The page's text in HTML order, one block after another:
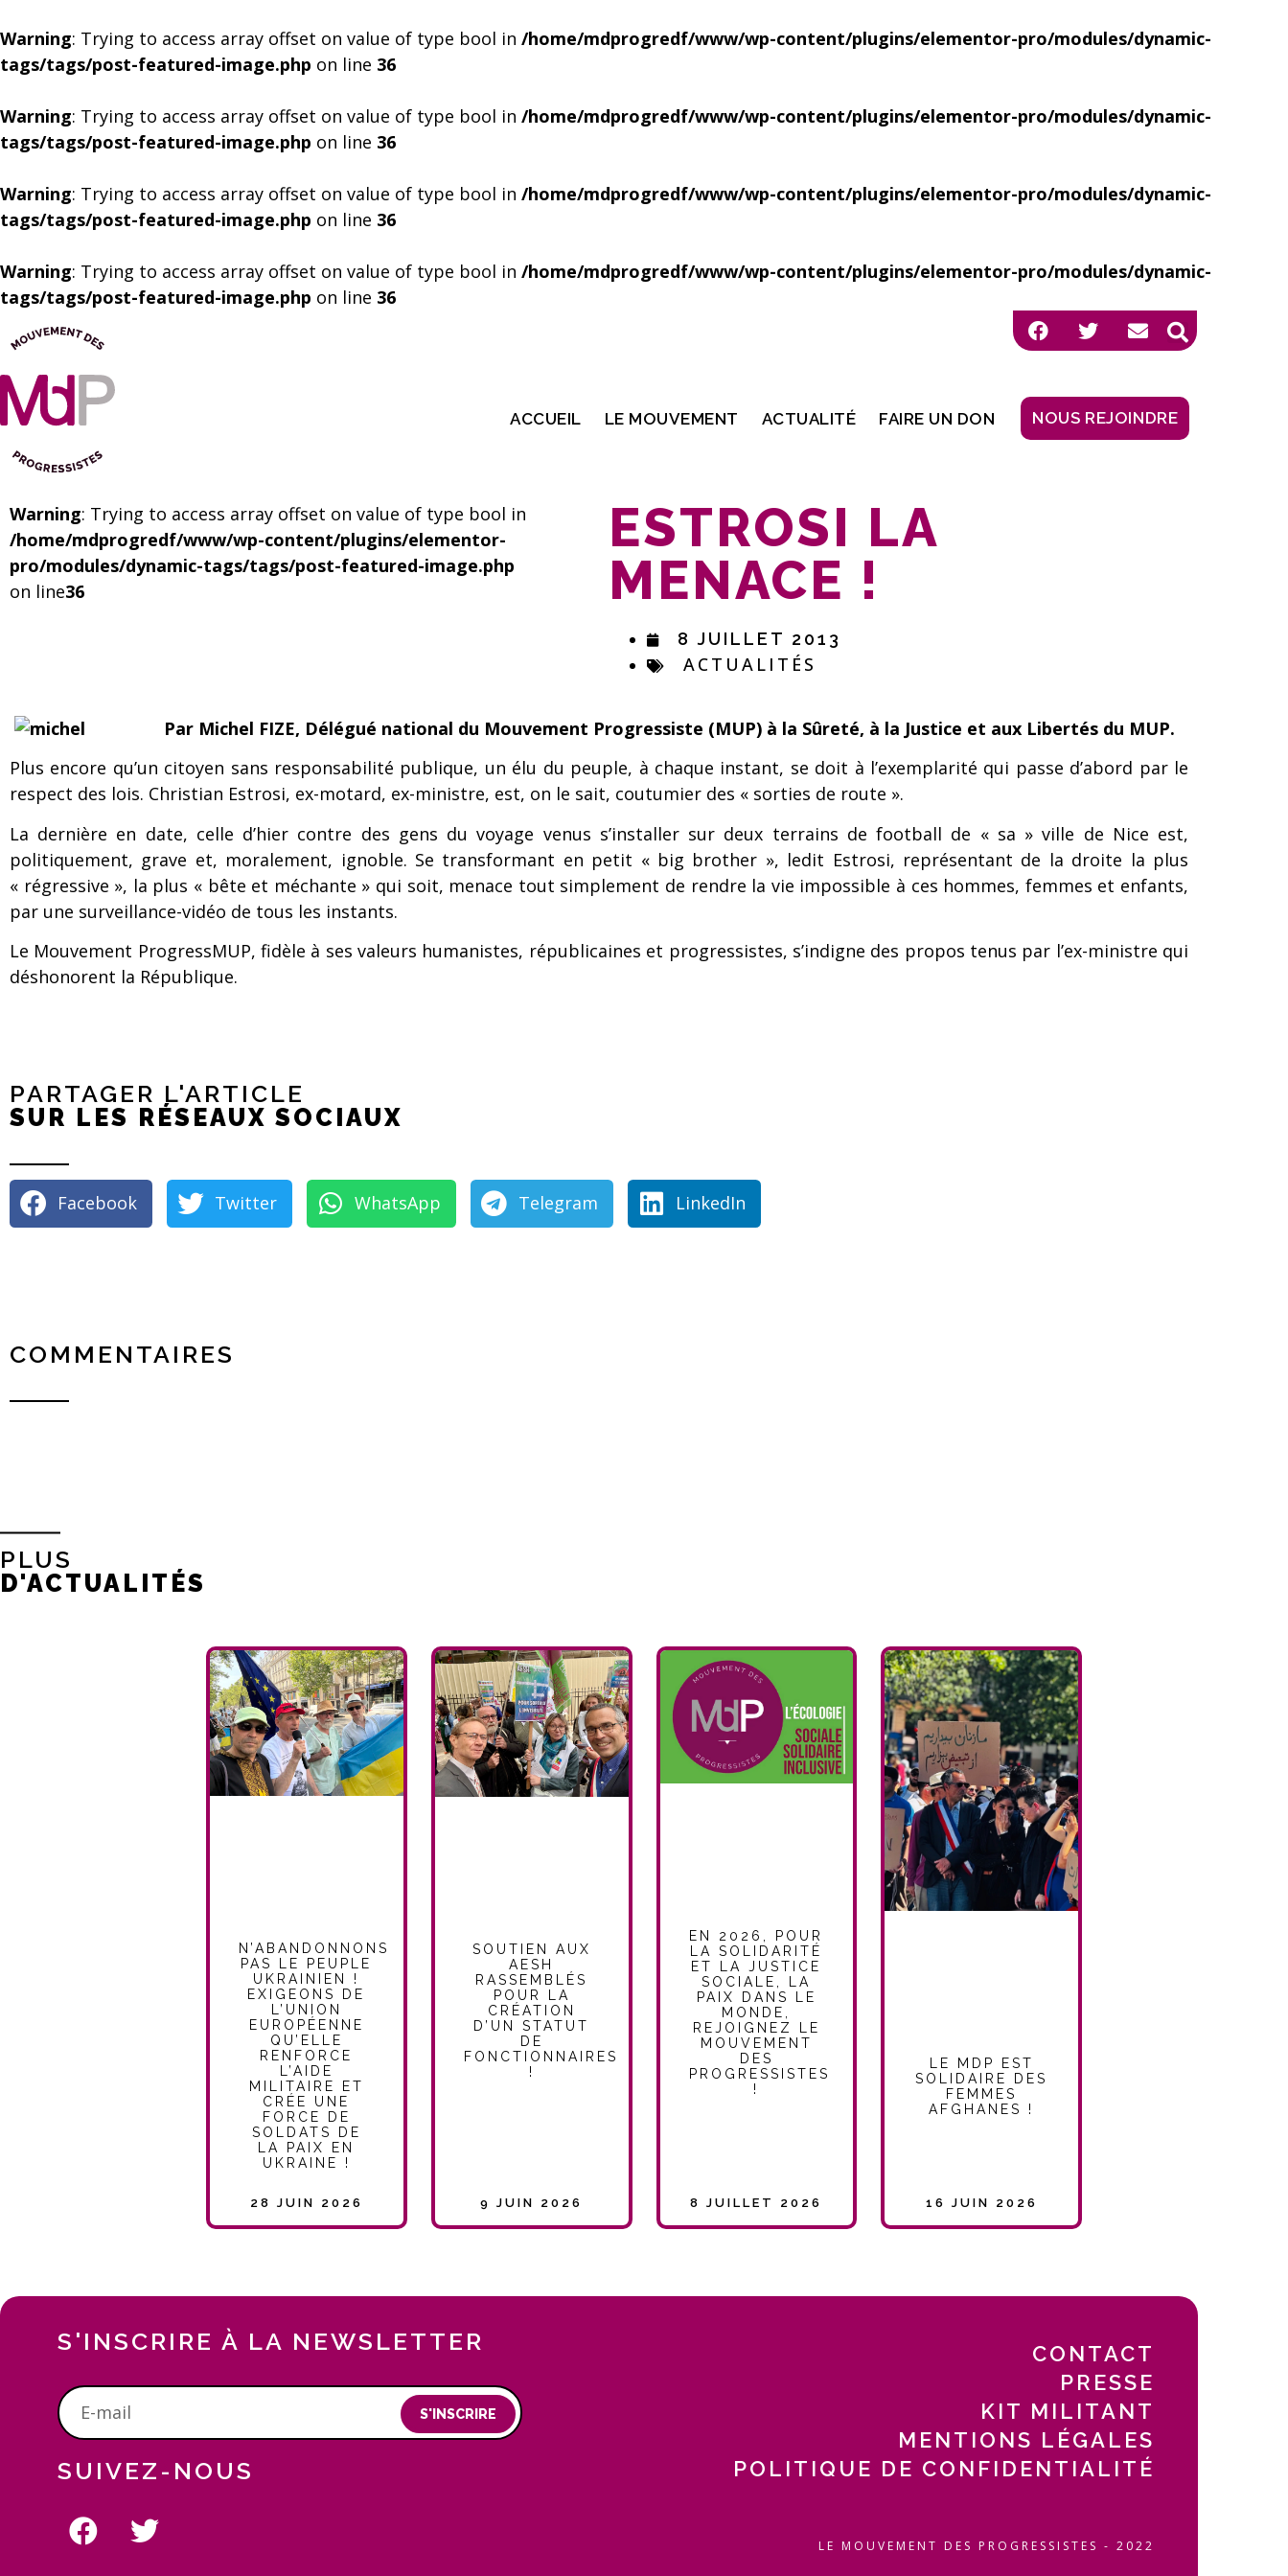
Warning: Trying to access array offset on value of type bool in /home/mdprogredf/www/wp-content/plugins/elementor-pro/modules/dynamic-
tags/tags/post-featured-image.php on line 36
Warning: Trying to access array offset on value of type bool in /home/mdprogredf/www/wp-content/plugins/elementor-pro/modules/dynamic-
tags/tags/post-featured-image.php on line 36
Warning: Trying to access array offset on value of type bool in /home/mdprogredf/www/wp-content/plugins/elementor-pro/modules/dynamic-
tags/tags/post-featured-image.php on line 36
Warning: Trying to access array offset on value of type bool in /home/mdprogredf/www/wp-content/plugins/elementor-pro/modules/dynamic-
tags/tags/post-featured-image.php on line 36
ACCUEIL LE MOUVEMENT ACTUALITÉ FAIRE UN DON NOUS REJOINDRE
Warning: Trying to access array offset on value of type bool in
/home/mdprogredf/www/wp-content/plugins/elementor-
pro/modules/dynamic-tags/tags/post-featured-image.php
on line36
ESTROSI LA
MENACE !
8 JUILLET 2013
ACTUALITÉS
Par Michel FIZE, Délégué national du Mouvement Progressiste (MUP) à la Sûreté, à la Justice et aux Libertés du MUP.
Plus encore qu’un citoyen sans responsabilité publique, un élu du peuple, à chaque instant, se doit à l’exemplarité qui passe d’abord par le
respect des lois. Christian Estrosi, ex-motard, ex-ministre, est, on le sait, coutumier des « sorties de route ».
La dernière en date, celle d’hier contre des gens du voyage venus s’installer sur deux terrains de football de « sa » ville de Nice est,
politiquement, grave et, moralement, ignoble. Se transformant en petit « big brother », ledit Estrosi, représentant de la droite la plus
« régressive », la plus « bête et méchante » qui soit, menace tout simplement de rendre la vie impossible à ces hommes, femmes et enfants,
par une surveillance-vidéo de tous les instants.
Le Mouvement ProgressMUP, fidèle à ses valeurs humanistes, républicaines et progressistes, s’indigne des propos tenus par l’ex-ministre qui
déshonorent la République.
PARTAGER L'ARTICLE
SUR LES RÉSEAUX SOCIAUX
Facebook Twitter WhatsApp Telegram LinkedIn
COMMENTAIRES
PLUS
D'ACTUALITÉS
N’ABANDONNONS
PAS LE PEUPLE
UKRAINIEN !
EXIGEONS DE
L’UNION
EUROPÉENNE
QU’ELLE
RENFORCE
L’AIDE
MILITAIRE ET
CRÉE UNE
FORCE DE
SOLDATS DE
LA PAIX EN
UKRAINE !
28 JUIN 2026
SOUTIEN AUX
AESH
RASSEMBLÉS
POUR LA
CRÉATION
D’UN STATUT
DE
FONCTIONNAIRES
!
9 JUIN 2026
EN 2026, POUR
LA SOLIDARITÉ
ET LA JUSTICE
SOCIALE, LA
PAIX DANS LE
MONDE,
REJOIGNEZ LE
MOUVEMENT
DES
PROGRESSISTES
!
8 JUILLET 2026
LE MDP EST
SOLIDAIRE DES
FEMMES
AFGHANES !
16 JUIN 2026
S'INSCRIRE À LA NEWSLETTER
S'INSCRIRE
SUIVEZ-NOUS
CONTACT
PRESSE
KIT MILITANT
MENTIONS LÉGALES
POLITIQUE DE CONFIDENTIALITÉ
LE MOUVEMENT DES PROGRESSISTES - 2022